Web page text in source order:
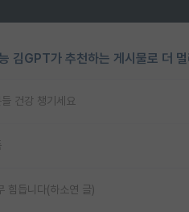
김GPT가 추천하는 게시물로 더
건강 챙기세요
힘듭니다(하소연 글)